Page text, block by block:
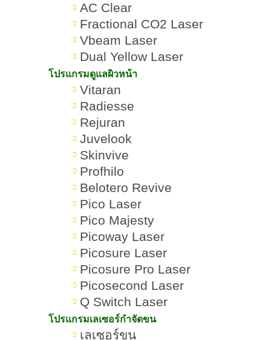
AC Clear
Fractional CO2 Laser
Vbeam Laser
Dual Yellow Laser
โปรแกรมดูแลผิวหน้า
Vitaran
Radiesse
Rejuran
Juvelook
Skinvive
Profhilo
Belotero Revive
Pico Laser
Pico Majesty
Picoway Laser
Picosure Laser
Picosure Pro Laser
Picosecond Laser
Q Switch Laser
โปรแกรมเลเซอร์กำจัดขน
เลเซอร์ขน
»
โปรแกรม
รักษาสิว
»
สาเหตุ วิธีรักษา และการ